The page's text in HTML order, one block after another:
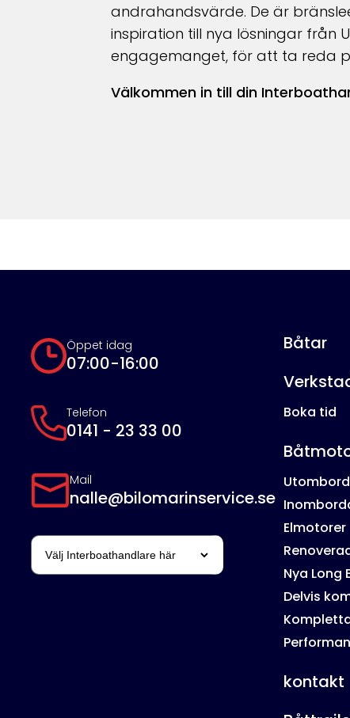
andrahandsvärde. De är
inspiration till nya lösningar från
engagemanget, för att ta reda
Välkommen in till din
Öppet idag
07:00-16:00
Telefon
0141 - 23 33 00
Mail
nalle@bilomarinservice.se
Båtar
Boka tid
Elmotorer
Nya Long
Delvis
kontakt